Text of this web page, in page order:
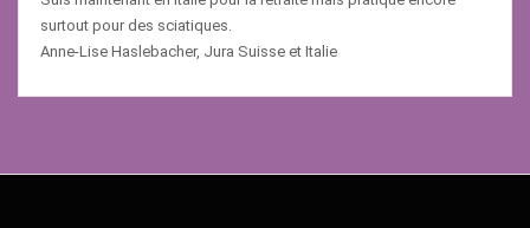
surtout pour des sciatiques.
Anne-Lise Haslebacher, Jura Suisse et Italie